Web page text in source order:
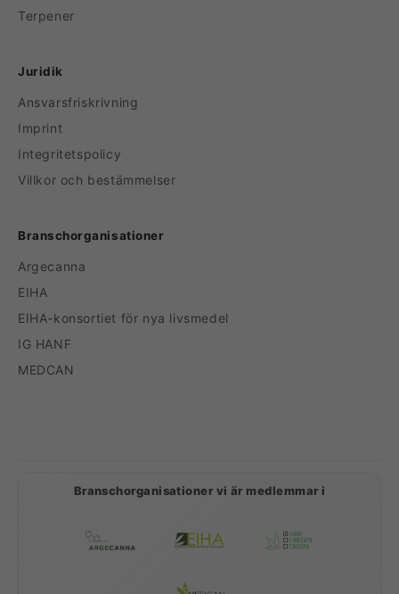
Terpener
Juridik
Ansvarsfriskrivning
Imprint
Integritetspolicy
Villkor och bestämmelser
Branschorganisationer
Argecanna
EIHA
EIHA-konsortiet för nya livsmedel
IG HANF
MEDCAN
Branschorganisationer vi är medlemmar i